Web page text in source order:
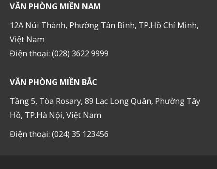
VĂN PHÒNG MIỀN NAM
12A Núi Thành, Phường Tân Bình, TP.Hồ Chí Minh,
Việt Nam
Điện thoại: (028) 3622 9999
VĂN PHÒNG MIỀN BẮC
Tầng 5, Tòa Rosary, 89 Lạc Long Quân, Phường Tây
Hồ, TP.Hà Nội, Việt Nam
Điện thoại: (024) 35 123456